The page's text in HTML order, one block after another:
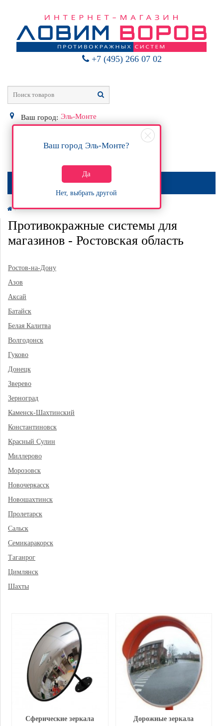
+7 (495) 266 07 02
Ваш город: Эль-Монте
Ваш город Эль-Монте?
Да
Нет, выбрать другой
0Р
МЕНЮ
Противокражные системы для
магазинов - Ростовская область
Ростов-на-Дону
Азов
Аксай
Батайск
Белая Калитва
Волгодонск
Гуково
Донецк
Зверево
Зерноград
Каменск-Шахтинский
Константиновск
Красный Сулин
Миллерово
Морозовск
Новочеркасск
Новошахтинск
Пролетарск
Сальск
Семикаракорск
Таганрог
Цимлянск
Шахты
Сферические зеркала Дорожные зеркала